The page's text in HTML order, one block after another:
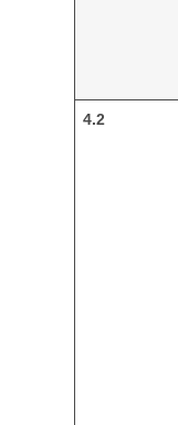
4.2